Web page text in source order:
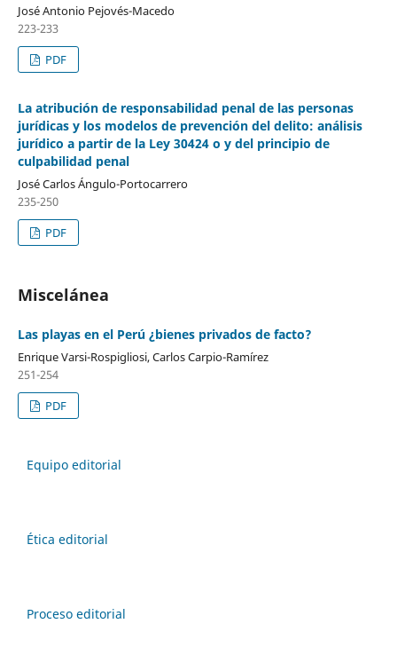
José Antonio Pejovés-Macedo
223-233
PDF
La atribución de responsabilidad penal de las personas
jurídicas y los modelos de prevención del delito: análisis
jurídico a partir de la Ley 30424 o y del principio de
culpabilidad penal
José Carlos Ángulo-Portocarrero
235-250
PDF
Miscelánea
Las playas en el Perú ¿bienes privados de facto?
Enrique Varsi-Rospigliosi, Carlos Carpio-Ramírez
251-254
PDF
Equipo editorial
Ética editorial
Proceso editorial